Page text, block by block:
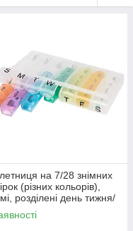
на 7/28 знімних
(різних кольорів),
розділені день тижня/
доби, пластик,
см